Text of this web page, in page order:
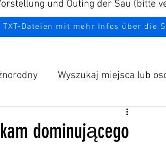
und Outing der Sau (bitte
TXT-Dateien mit mehr Infos über die
Wyszukaj miejsca lub
dominującego